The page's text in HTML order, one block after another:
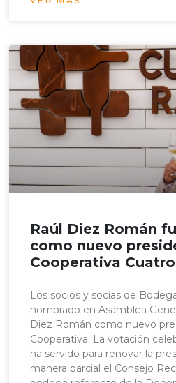
Raúl Diez Román
como nuevo
Cooperativa
Los socios y socias de
nombrado en Asamblea
Diez Román como nuevo
Cooperativa. La votación
ha servido para renovar la
manera parcial el Consejo